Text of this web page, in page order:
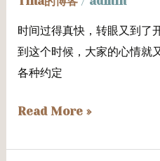
时间过得真快，转眼又到
到这个时候，大家的心情就
各种约定
时
代，
你
Read More »